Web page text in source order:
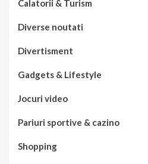
Calatorii & Turism
Diverse noutati
Divertisment
Gadgets & Lifestyle
Jocuri video
Pariuri sportive & cazino
Shopping